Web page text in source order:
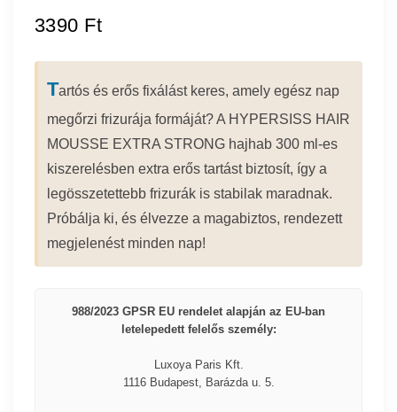
3390 Ft
Tartós és erős fixálást keres, amely egész nap
megőrzi frizurája formáját? A HYPERSISS HAIR
MOUSSE EXTRA STRONG hajhab 300 ml-es
kiszerelésben extra erős tartást biztosít, így a
legösszetettebb frizurák is stabilak maradnak.
Próbálja ki, és élvezze a magabiztos, rendezett
megjelenést minden nap!
988/2023 GPSR EU rendelet alapján az EU-ban
letelepedett felelős személy:
Luxoya Paris Kft.
1116 Budapest, Barázda u. 5.